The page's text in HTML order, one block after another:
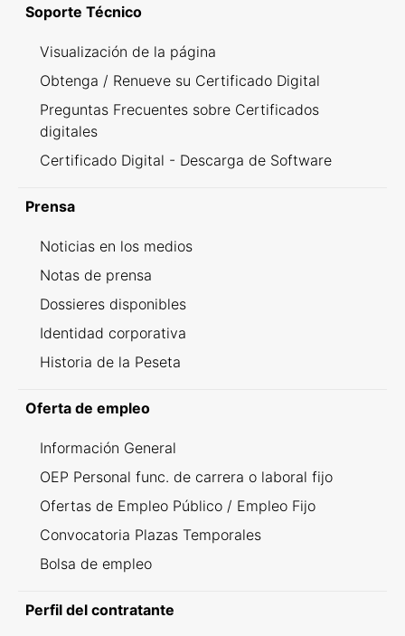
Soporte Técnico
Visualización de la página
Obtenga / Renueve su Certificado Digital
Preguntas Frecuentes sobre Certificados
digitales
Certificado Digital - Descarga de Software
Prensa
Noticias en los medios
Notas de prensa
Dossieres disponibles
Identidad corporativa
Historia de la Peseta
Oferta de empleo
Información General
OEP Personal func. de carrera o laboral fijo
Ofertas de Empleo Público / Empleo Fijo
Convocatoria Plazas Temporales
Bolsa de empleo
Perfil del contratante